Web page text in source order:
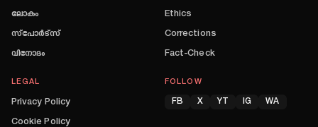
ലോകം
സ്പോർട്സ്
വിനോദം
Ethics
Corrections
Fact-Check
LEGAL
Privacy Policy
Cookie Policy
FOLLOW
FB X YT IG WA